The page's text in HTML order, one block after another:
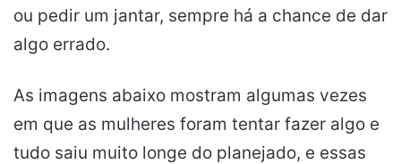
ou pedir um jantar, sempre há a chance de dar
algo errado.
As imagens abaixo mostram algumas vezes
em que as mulheres foram tentar fazer algo e
tudo saiu muito longe do planejado, e essas